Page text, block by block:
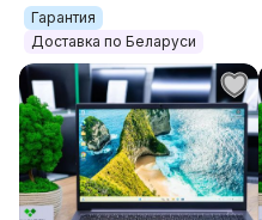
область
Гарантия
Доставка по Беларуси